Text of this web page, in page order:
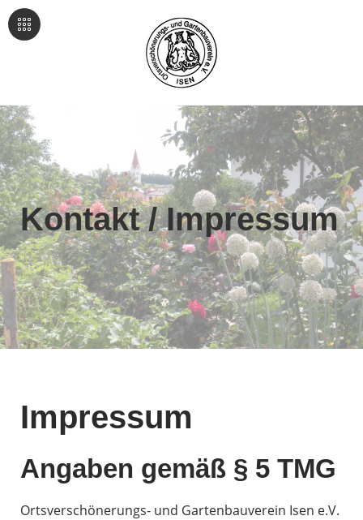
Kontakt / Impressum
Impressum
Angaben gemäß § 5 TMG
Ortsverschönerungs- und Gartenbauverein Isen e.V.